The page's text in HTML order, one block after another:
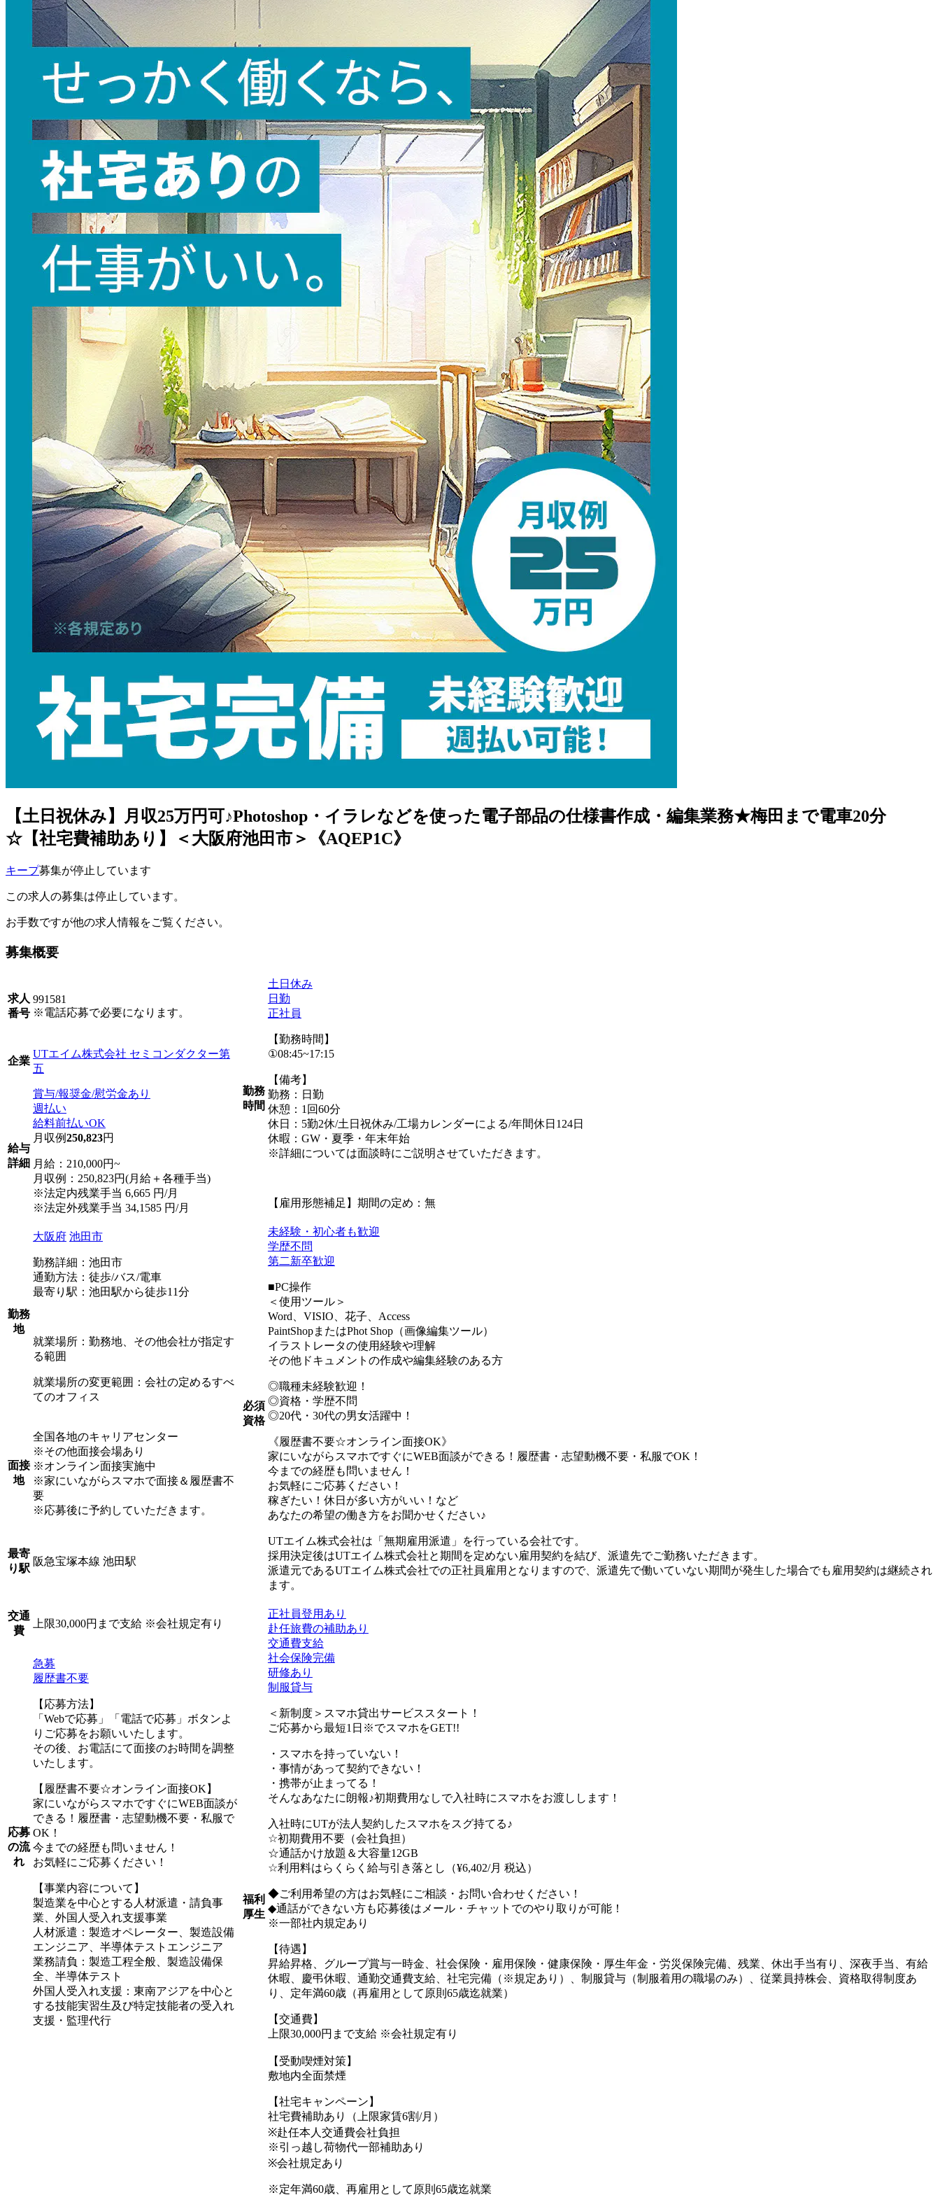
【土日祝休み】月収25万円可♪Photoshop・イラレなどを使った電子部品の仕様書作成・編集業務★梅田まで電車20分
☆【社宅費補助あり】＜大阪府池田市＞《AQEP1C》
キープ募集が停止しています
この求人の募集は停止しています。
お手数ですが他の求人情報をご覧ください。
募集概要
求人
番号
991581
※電話応募で必要になります。
企業
UTエイム株式会社 セミコンダクター第
五
給与
詳細
賞与/報奨金/慰労金あり
週払い
給料前払いOK
月収例250,823円
月給：210,000円~
月収例：250,823円(月給＋各種手当)
※法定内残業手当 6,665 円/月
※法定外残業手当 34,1585 円/月
勤務
地
大阪府 池田市
勤務詳細：池田市
通勤方法：徒歩/バス/電車
最寄り駅：池田駅から徒歩11分
就業場所：勤務地、その他会社が指定す
る範囲
就業場所の変更範囲：会社の定めるすべ
てのオフィス
面接
地
全国各地のキャリアセンター
※その他面接会場あり
※オンライン面接実施中
※家にいながらスマホで面接＆履歴書不
要
※応募後に予約していただきます。
最寄
り駅
阪急宝塚本線 池田駅
交通
費
上限30,000円まで支給 ※会社規定有り
応募
の流
れ
急募
履歴書不要
【応募方法】
「Webで応募」「電話で応募」ボタンよ
りご応募をお願いいたします。
その後、お電話にて面接のお時間を調整
いたします。
【履歴書不要☆オンライン面接OK】
家にいながらスマホですぐにWEB面談が
できる！履歴書・志望動機不要・私服で
OK！
今までの経歴も問いません！
お気軽にご応募ください！
【事業内容について】
製造業を中心とする人材派遣・請負事
業、外国人受入れ支援事業
人材派遣：製造オペレーター、製造設備
エンジニア、半導体テストエンジニア
業務請負：製造工程全般、製造設備保
全、半導体テスト
外国人受入れ支援：東南アジアを中心と
する技能実習生及び特定技能者の受入れ
支援・監理代行
勤務
時間
土日休み
日勤
正社員
【勤務時間】
①08:45~17:15
【備考】
勤務：日勤
休憩：1回60分
休日：5勤2休/土日祝休み/工場カレンダーによる/年間休日124日
休暇：GW・夏季・年末年始
※詳細については面談時にご説明させていただきます。
【雇用形態補足】期間の定め：無
必須
資格
未経験・初心者も歓迎
学歴不問
第二新卒歓迎
■PC操作
＜使用ツール＞
Word、VISIO、花子、Access
PaintShopまたはPhot Shop（画像編集ツール）
イラストレータの使用経験や理解
その他ドキュメントの作成や編集経験のある方
◎職種未経験歓迎！
◎資格・学歴不問
◎20代・30代の男女活躍中！
《履歴書不要☆オンライン面接OK》
家にいながらスマホですぐにWEB面談ができる！履歴書・志望動機不要・私服でOK！
今までの経歴も問いません！
お気軽にご応募ください！
稼ぎたい！休日が多い方がいい！など
あなたの希望の働き方をお聞かせください♪
UTエイム株式会社は「無期雇用派遣」を行っている会社です。
採用決定後はUTエイム株式会社と期間を定めない雇用契約を結び、派遣先でご勤務いただきます。
派遣元であるUTエイム株式会社での正社員雇用となりますので、派遣先で働いていない期間が発生した場合でも雇用契約は継続され
ます。
福利
厚生
正社員登用あり
赴任旅費の補助あり
交通費支給
社会保険完備
研修あり
制服貸与
＜新制度＞スマホ貸出サービススタート！
ご応募から最短1日※でスマホをGET!!
・スマホを持っていない！
・事情があって契約できない！
・携帯が止まってる！
そんなあなたに朗報♪初期費用なしで入社時にスマホをお渡しします！
入社時にUTが法人契約したスマホをスグ持てる♪
☆初期費用不要（会社負担）
☆通話かけ放題＆大容量12GB
☆利用料はらくらく給与引き落とし（¥6,402/月 税込）
◆ご利用希望の方はお気軽にご相談・お問い合わせください！
◆通話ができない方も応募後はメール・チャットでのやり取りが可能！
※一部社内規定あり
【待遇】
昇給昇格、グループ賞与一時金、社会保険・雇用保険・健康保険・厚生年金・労災保険完備、残業、休出手当有り、深夜手当、有給
休暇、慶弔休暇、通勤交通費支給、社宅完備（※規定あり）、制服貸与（制服着用の職場のみ）、従業員持株会、資格取得制度あ
り、定年満60歳（再雇用として原則65歳迄就業）
【交通費】
上限30,000円まで支給 ※会社規定有り
【受動喫煙対策】
敷地内全面禁煙
【社宅キャンペーン】
社宅費補助あり（上限家賃6割/月）
※赴任本人交通費会社負担
※引っ越し荷物代一部補助あり
※会社規定あり
※定年満60歳、再雇用として原則65歳迄就業